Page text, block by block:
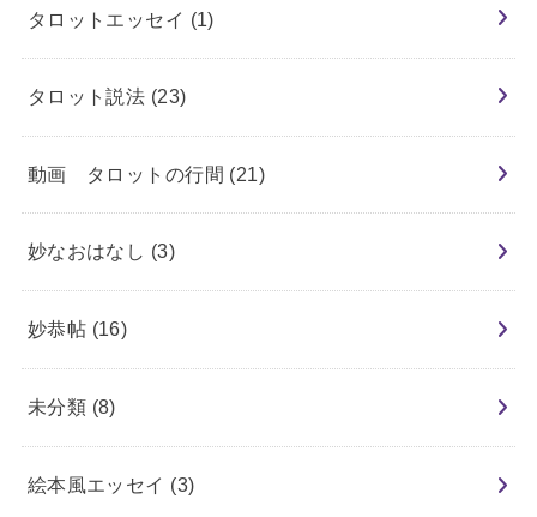
タロットエッセイ (1)
タロット説法 (23)
動画 タロットの行間 (21)
妙なおはなし (3)
妙恭帖 (16)
未分類 (8)
絵本風エッセイ (3)